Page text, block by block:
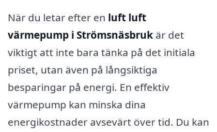
När du letar efter en luft luft
värmepump i Strömsnäsbruk är det
viktigt att inte bara tänka på det initiala
priset, utan även på långsiktiga
besparingar på energi. En effektiv
värmepump kan minska dina
energikostnader avsevärt över tid. Du kan